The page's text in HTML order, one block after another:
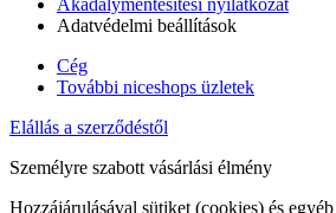
Akadálymentesítési nyilatkozat
Adatvédelmi beállítások
Cég
További niceshops üzletek
Elállás a szerződéstől
Személyre szabott vásárlási élmény
Hozzájárulásával sütiket (cookies) és